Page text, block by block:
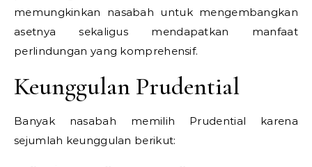
memungkinkan nasabah untuk mengembangkan
asetnya sekaligus mendapatkan manfaat
perlindungan yang komprehensif.
Keunggulan Prudential
Banyak nasabah memilih Prudential karena
sejumlah keunggulan berikut: